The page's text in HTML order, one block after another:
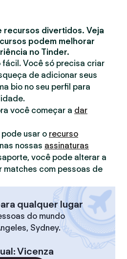
recursos divertidos. Veja
podem melhorar
no Tinder.
fácil. Você só precisa criar
de adicionar seus
bio no seu perfil para
você começar a dar
usar o recurso
nossas assinaturas
você pode alterar a
matches com pessoas de
qualquer lugar
do mundo
Sydney.
:Vicenza